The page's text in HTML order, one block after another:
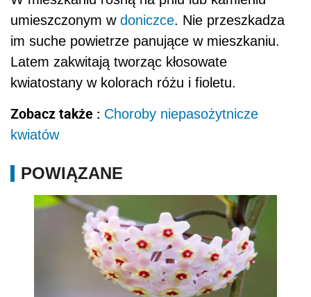
umieszczonym w doniczce. Nie przeszkadza
im suche powietrze panujące w mieszkaniu.
Latem zakwitają tworząc kłosowate
kwiatostany w kolorach różu i fioletu.
Zobacz także : Choroby niepasożytnicze
kwiatów
POWIĄZANE